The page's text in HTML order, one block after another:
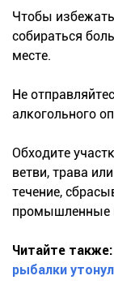
Чтобы
собираться
месте.
Не
алкогольного
Обходите
ветви, трава
течение,
промышленные
Читайте также:
рыбалки